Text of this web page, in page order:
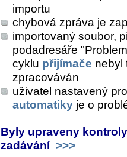
importu
chybová zpráva je
importovaný soubor,
podadresáře
cyklu přijímače nebyl
zpracováván
uživatel nastavený
automatiky je o
Byly upraveny
zadávání >>>